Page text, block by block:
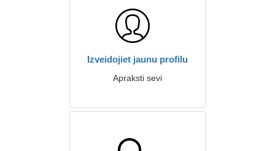
Izveidojiet jaunu profilu
Apraksti sevi